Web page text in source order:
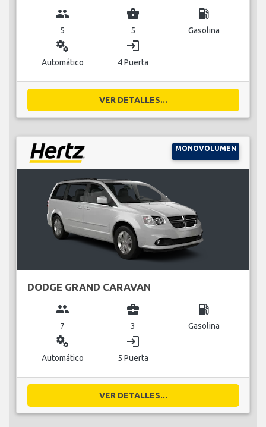
group
5
business_center
5
local_gas_station
Gasolina
miscellaneous_services
Automático
login
4 Puerta
VER DETALLES...
MONOVOLUMEN
DODGE GRAND CARAVAN
group
7
business_center
3
local_gas_station
Gasolina
miscellaneous_services
Automático
login
5 Puerta
VER DETALLES...